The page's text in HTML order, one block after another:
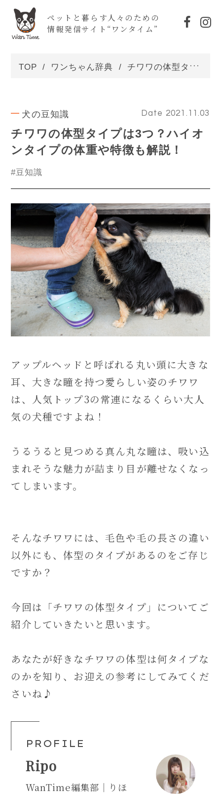
ペットと暮らす人々のための
情報発信サイト“ワンタイム”
TOP ワンちゃん辞典 チワワの体型タイプは3つ？ハイオンタイプの体重や特徴も解説！
犬の豆知識 Date 2021.11.03
チワワの体型タイプは3つ？ハイオ
ンタイプの体重や特徴も解説！
#豆知識
アップルヘッドと呼ばれる丸い頭に大きな
耳、大きな瞳を持つ愛らしい姿のチワワ
は、人気トップ3の常連になるくらい大人
気の犬種ですよね！
うるうると見つめる真ん丸な瞳は、吸い込
まれそうな魅力が詰まり目が離せなくなっ
てしまいます。
そんなチワワには、毛色や毛の長さの違い
以外にも、体型のタイプがあるのをご存じ
ですか？
今回は「チワワの体型タイプ」についてご
紹介していきたいと思います。
あなたが好きなチワワの体型は何タイプな
のかを知り、お迎えの参考にしてみてくだ
さいね♪
PROFILE
Ripo
WanTime編集部｜りほ